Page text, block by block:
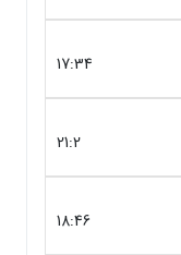
17:34
21:2
18:46